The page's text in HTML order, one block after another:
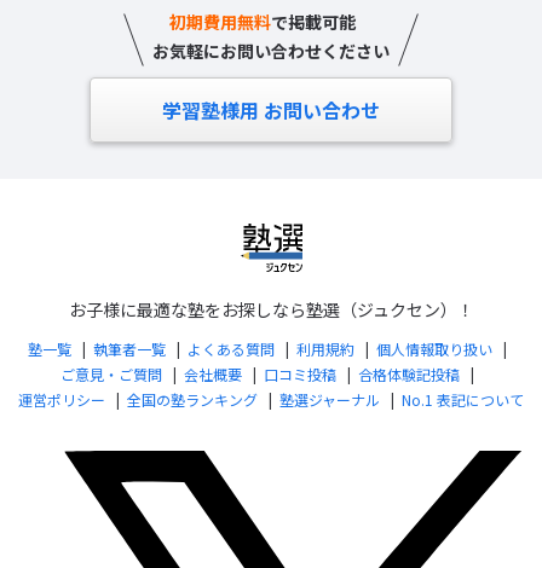
初期費用無料で掲載可能
お気軽にお問い合わせください
学習塾様用 お問い合わせ
お子様に最適な塾をお探しなら塾選（ジュクセン）！
塾一覧 執筆者一覧 よくある質問 利用規約
個人情報取り扱い
ご意見・ご質問
会社概要 口コミ投稿
合格体験記投稿
運営ポリシー
全国の塾ランキング 塾選ジャーナル No.1 表記について